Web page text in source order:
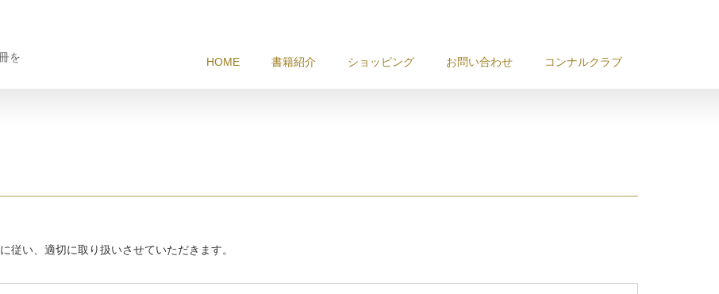
を HOME 書籍紹介 ショッピング お問い合わせ コンナルクラブ
従い、適切に取り扱いさせていただきます。